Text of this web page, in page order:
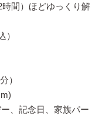
間）ほどゆっくり解
）
）
、記念日、家族パー